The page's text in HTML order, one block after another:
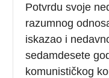
Potvrdu svoje
razumnog
iskazao i
sedamdesete
komunističkog